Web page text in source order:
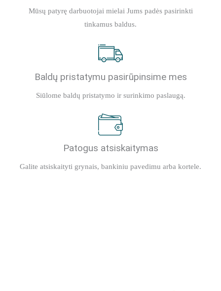
Mūsų patyrę darbuotojai mielai Jums padės pasirinkti
tinkamus baldus.
Baldų pristatymu pasirūpinsime mes
Siūlome baldų pristatymo ir surinkimo paslaugą.
Patogus atsiskaitymas
Galite atsiskaityti grynais, bankiniu pavedimu arba kortele.